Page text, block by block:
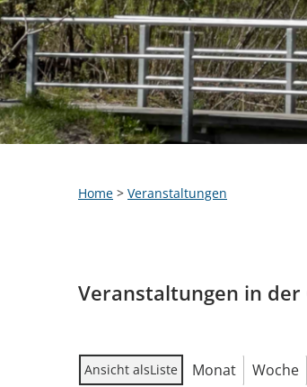
Home > Veranstaltungen
Veranstaltungen in der
Ansicht alsListe Monat Woche